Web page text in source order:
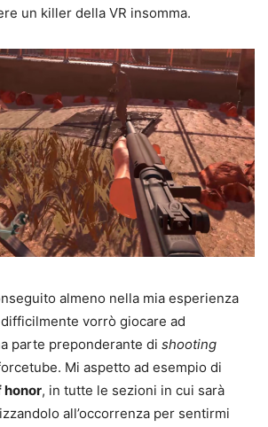
un killer della VR insomma.
almeno nella mia esperienza
vorrò giocare ad
parte preponderante di shooting
Mi aspetto ad esempio di
honor, in tutte le sezioni in cui sarà
all’occorrenza per sentirmi